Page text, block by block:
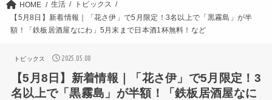
HOME 生活
トピックス
【5月8日】新着情報｜「花さ伊」で5月限定！3名以上で「黒霧島」が半
額！「鉄板居酒屋なにわ」5月末まで日本酒1杯無料！など
トピックス 2025.05.08
【5月8日】新着情報｜「花さ伊」で5月限定！3
名以上で「黒霧島」が半額！「鉄板居酒屋なに